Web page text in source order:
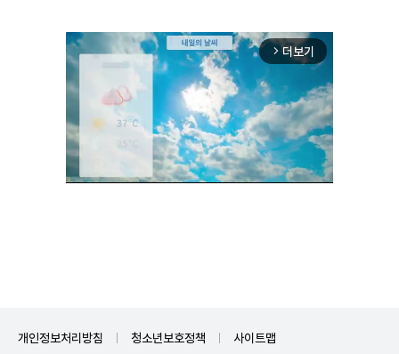
arrow_forward_ios 더보기
개인정보처리방침 청소년보호정책 사이트맵